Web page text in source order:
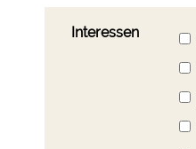
Interessen